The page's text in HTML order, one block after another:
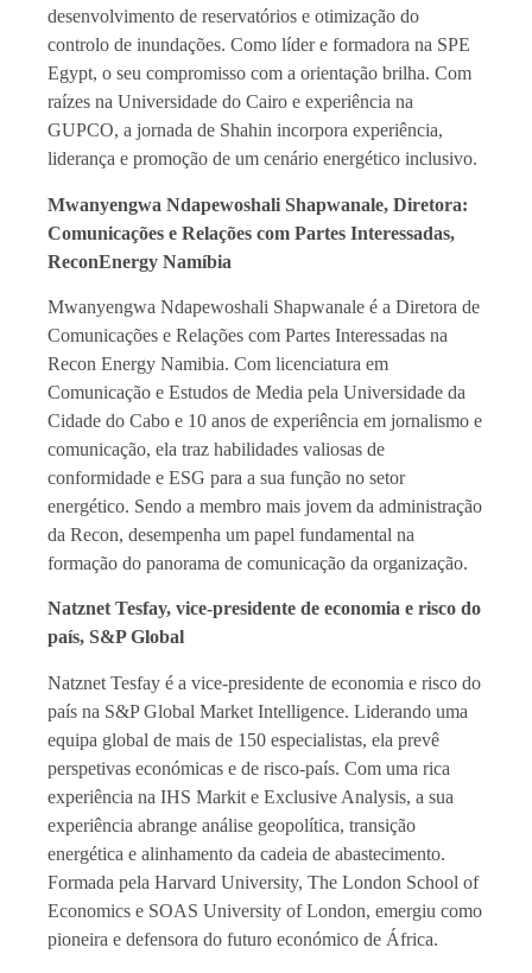
desenvolvimento de reservatórios e otimização do
controlo de inundações. Como líder e formadora na SPE
Egypt, o seu compromisso com a orientação brilha. Com
raízes na Universidade do Cairo e experiência na
GUPCO, a jornada de Shahin incorpora experiência,
liderança e promoção de um cenário energético inclusivo.
Mwanyengwa Ndapewoshali Shapwanale, Diretora:
Comunicações e Relações com Partes Interessadas,
ReconEnergy Namíbia
Mwanyengwa Ndapewoshali Shapwanale é a Diretora de
Comunicações e Relações com Partes Interessadas na
Recon Energy Namibia. Com licenciatura em
Comunicação e Estudos de Media pela Universidade da
Cidade do Cabo e 10 anos de experiência em jornalismo e
comunicação, ela traz habilidades valiosas de
conformidade e ESG para a sua função no setor
energético. Sendo a membro mais jovem da administração
da Recon, desempenha um papel fundamental na
formação do panorama de comunicação da organização.
Natznet Tesfay, vice-presidente de economia e risco do
país, S&P Global
Natznet Tesfay é a vice-presidente de economia e risco do
país na S&P Global Market Intelligence. Liderando uma
equipa global de mais de 150 especialistas, ela prevê
perspetivas económicas e de risco-país. Com uma rica
experiência na IHS Markit e Exclusive Analysis, a sua
experiência abrange análise geopolítica, transição
energética e alinhamento da cadeia de abastecimento.
Formada pela Harvard University, The London School of
Economics e SOAS University of London, emergiu como
pioneira e defensora do futuro económico de África.